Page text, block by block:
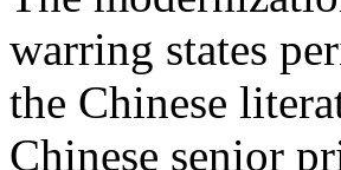
warring states
the Chinese
Chinese senior